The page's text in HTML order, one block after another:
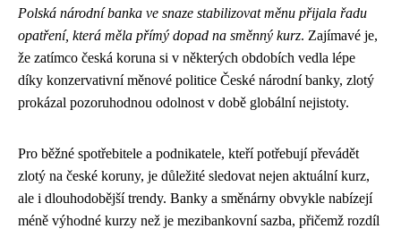
Polská národní banka ve snaze stabilizovat měnu přijala řadu
opatření, která měla přímý dopad na směnný kurz. Zajímavé je,
že zatímco česká koruna si v některých obdobích vedla lépe
díky konzervativní měnové politice České národní banky, zlotý
prokázal pozoruhodnou odolnost v době globální nejistoty.
Pro běžné spotřebitele a podnikatele, kteří potřebují převádět
zlotý na české koruny, je důležité sledovat nejen aktuální kurz,
ale i dlouhodobější trendy. Banky a směnárny obvykle nabízejí
méně výhodné kurzy než je mezibankovní sazba, přičemž rozdíl